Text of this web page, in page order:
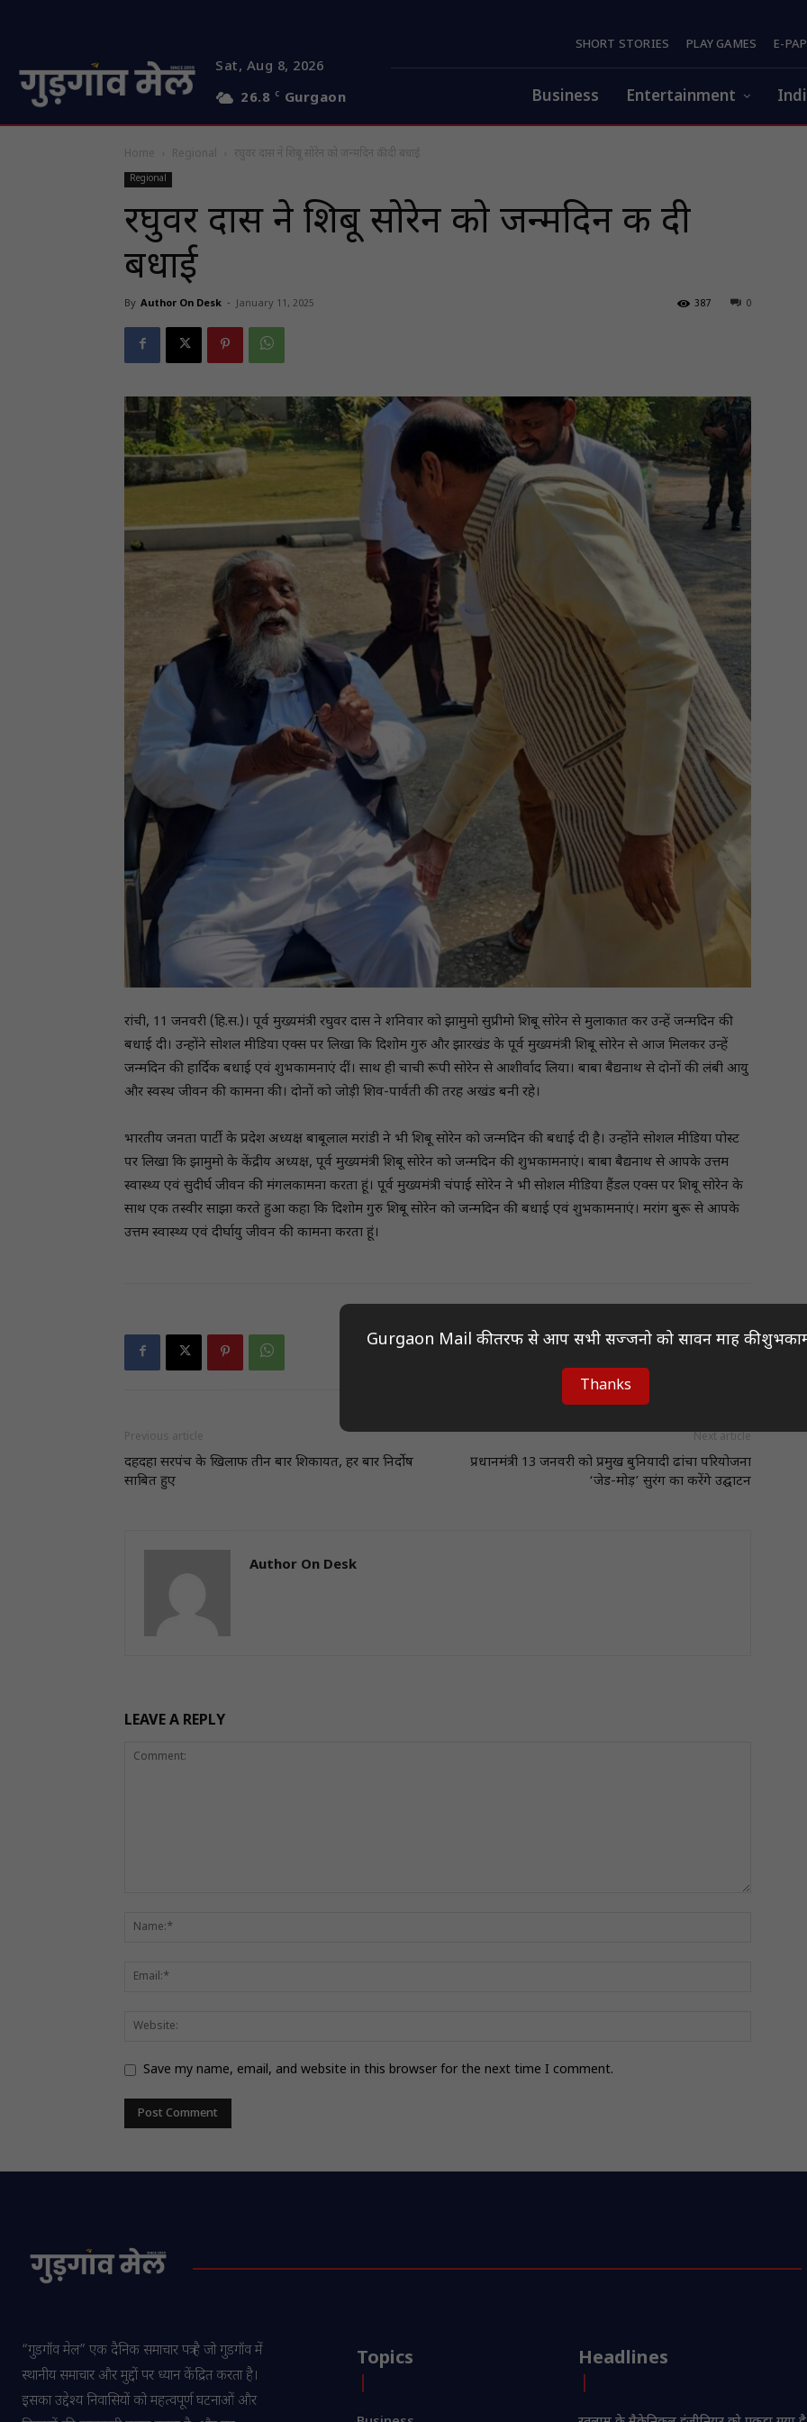
Sat, Aug 8, 2026
26.8 C Gurgaon
SHORT STORIES PLAY GAMES E-
Business Entertainment
Home Regional रघुवर दास ने शिबू सोरेन को जन्मदिन की दी बधाई
Regional
रघुवर दास ने शिबू सोरेन को जन्मदिन की दी
बधाई
By Author On Desk - January 11, 2025 0
387
रांची, 11 जनवरी (हि.स.)। पूर्व मुख्यमंत्री रघुवर दास ने शनिवार को झामुमो सुप्रीमो शिबू सोरेन से मुलाकात कर उन्हें जन्मदिन की
बधाई दी। उन्होंने सोशल मीडिया एक्स पर लिखा कि दिशोम गुरु और झारखंड के पूर्व मुख्यमंत्री शिबू सोरेन से आज मिलकर उन्हें
जन्मदिन की हार्दिक बधाई एवं शुभकामनाएं दीं। साथ ही चाची रूपी सोरेन से आशीर्वाद लिया। बाबा बैद्यनाथ से दोनों की लंबी आयु
और स्वस्थ जीवन की कामना की। दोनों को जोड़ी शिव-पार्वती की तरह अखंड बनी रहे।
भारतीय जनता पार्टी के प्रदेश अध्यक्ष बाबूलाल मरांडी ने भी शिबू सोरेन को जन्मदिन की बधाई दी है। उन्होंने सोशल मीडिया पोस्ट
पर लिखा कि झामुमो के केंद्रीय अध्यक्ष, पूर्व मुख्यमंत्री शिबू सोरेन को जन्मदिन की शुभकामनाएं। बाबा बैद्यनाथ से आपके उत्तम
स्वास्थ्य एवं सुदीर्घ जीवन की मंगलकामना करता हूं। पूर्व मुख्यमंत्री चंपाई सोरेन ने भी सोशल मीडिया हैंडल एक्स पर शिबू सोरेन के
साथ एक तस्वीर साझा करते हुआ कहा कि दिशोम गुरु शिबू सोरेन को जन्मदिन की बधाई एवं शुभकामनाएं। मरांग बुरू से आपके
उत्तम स्वास्थ्य एवं दीर्घायु जीवन की कामना करता हूं।
Previous article
दहदहा सरपंच के खिलाफ तीन बार शिकायत, हर बार निर्दोष
साबित हुए
Next article
प्रधानमंत्री 13 जनवरी को प्रमुख बुनियादी ढांचा परियोजना
‘जेड-मोड़’ सुरंग का करेंगे उद्घाटन
Author On Desk
LEAVE A REPLY
Save my name, email, and website in this browser for the next time I comment.
“गुडगाँव मेल” एक दैनिक समाचार पत्र है जो गुडगाँव में
स्थानीय समाचार और मुद्दों पर ध्यान केंद्रित करता है।
इसका उद्देश्य निवासियों को महत्वपूर्ण घटनाओं और
Topics Headlines
Gurgaon Mail की तरफ से आप सभी सज्जनो को सावन माह की
Thanks